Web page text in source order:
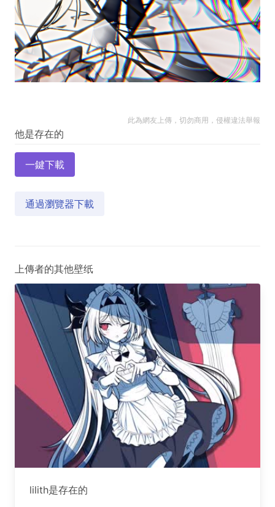
此為網友上傳，切勿商用，侵權違法舉報
一鍵下載
通過瀏覽器下載
上傳者的其他壁纸
lilith是存在的